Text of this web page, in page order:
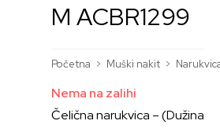
M ACBR1299
Početna > Muški nakit >
Nema na zalihi
Čelična narukvica – (Dužina